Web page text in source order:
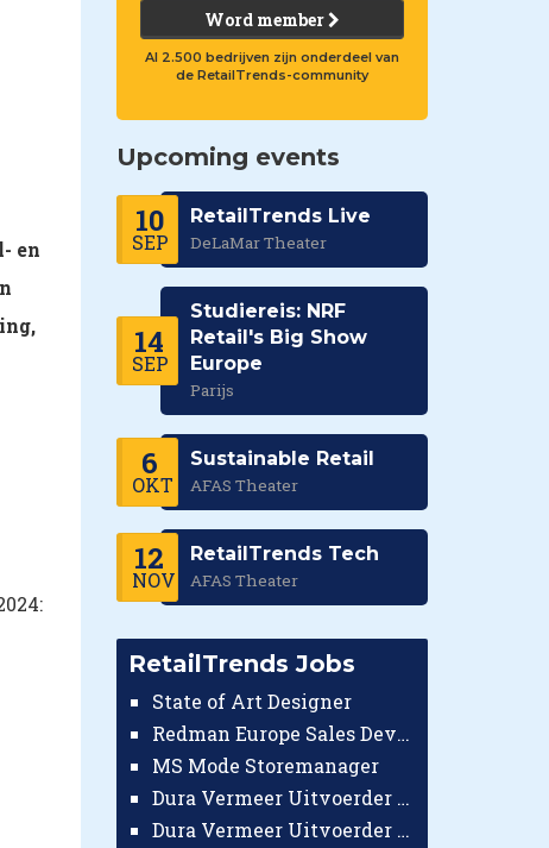
en
Word member
Al 2.500 bedrijven zijn onderdeel van
de RetailTrends-community
Upcoming events
10
SEP
RetailTrends Live
DeLaMar Theater
14
SEP
Studiereis: NRF
Retail's Big Show
Europe
Parijs
6
OKT
Sustainable Retail
AFAS Theater
12
NOV
RetailTrends Tech
AFAS Theater
RetailTrends Jobs
State of Art Designer
Redman Europe Sales Developer (Europe)
MS Mode Storemanager
Dura Vermeer Uitvoerder GWW Amsterdam
Dura Vermeer Uitvoerder Civiel Nijmegen